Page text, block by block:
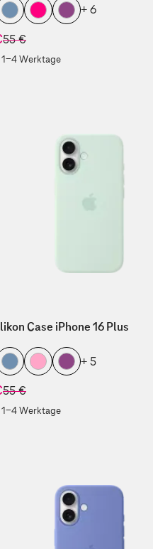
+ 6
statt
55 €
1-4 Werktage
Case iPhone 16 Plus
+ 5
statt
55 €
1-4 Werktage